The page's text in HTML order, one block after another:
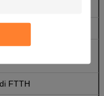
FTTH